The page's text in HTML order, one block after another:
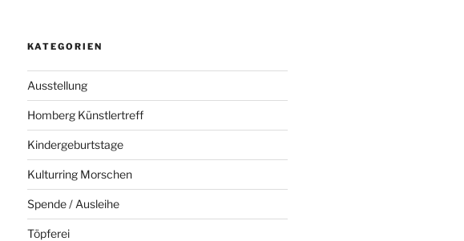
KATEGORIEN
Ausstellung
Homberg Künstlertreff
Kindergeburtstage
Kulturring Morschen
Spende / Ausleihe
Töpferei